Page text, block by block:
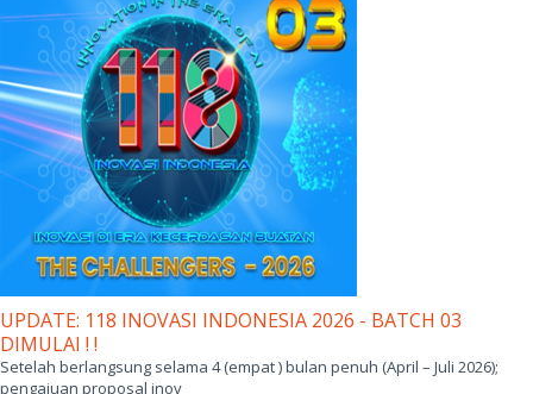
UPDATE: 118 INOVASI INDONESIA 2026 - BATCH 03
DIMULAI ! !
Setelah berlangsung selama 4 (empat ) bulan penuh (April – Juli 2026);
pengajuan proposal inov